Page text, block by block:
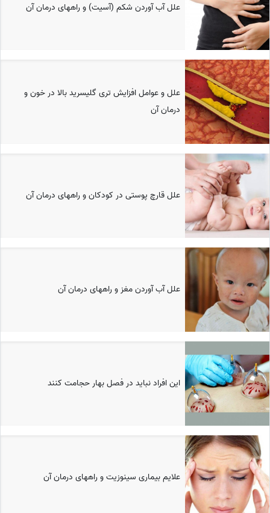
علل آب آوردن شکم (آسیت) و راههای درمان آن
علل و عوامل افزایش تری گلیسرید بالا در خون و
درمان آن
علل قارچ پوستی در کودکان و راههای درمان آن
علل آب آوردن مغز و راههای درمان آن
این افراد نباید در فصل بهار حجامت کنند
علایم بیماری سینوزیت و راههای درمان آن